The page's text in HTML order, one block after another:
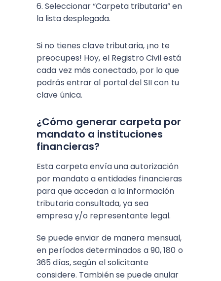
6. Seleccionar “Carpeta tributaria” en
la lista desplegada.
Si no tienes clave tributaria, ¡no te
preocupes! Hoy, el Registro Civil está
cada vez más conectado, por lo que
podrás entrar al portal del SII con tu
clave única.
¿Cómo generar carpeta por
mandato a instituciones
financieras?
Esta carpeta envía una autorización
por mandato a entidades financieras
para que accedan a la información
tributaria consultada, ya sea
empresa y/o representante legal.
Se puede enviar de manera mensual,
en períodos determinados a 90, 180 o
365 días, según el solicitante
considere. También se puede anular